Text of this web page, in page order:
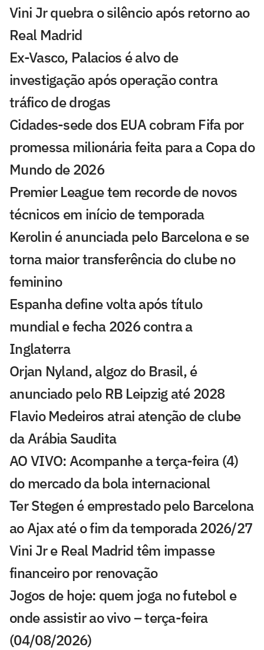
Vini Jr quebra o silêncio após retorno ao
Real Madrid
Ex-Vasco, Palacios é alvo de
investigação após operação contra
tráfico de drogas
Cidades-sede dos EUA cobram Fifa por
promessa milionária feita para a Copa do
Mundo de 2026
Premier League tem recorde de novos
técnicos em início de temporada
Kerolin é anunciada pelo Barcelona e se
torna maior transferência do clube no
feminino
Espanha define volta após título
mundial e fecha 2026 contra a
Inglaterra
Orjan Nyland, algoz do Brasil, é
anunciado pelo RB Leipzig até 2028
Flavio Medeiros atrai atenção de clube
da Arábia Saudita
AO VIVO: Acompanhe a terça-feira (4)
do mercado da bola internacional
Ter Stegen é emprestado pelo Barcelona
ao Ajax até o fim da temporada 2026/27
Vini Jr e Real Madrid têm impasse
financeiro por renovação
Jogos de hoje: quem joga no futebol e
onde assistir ao vivo – terça-feira
(04/08/2026)